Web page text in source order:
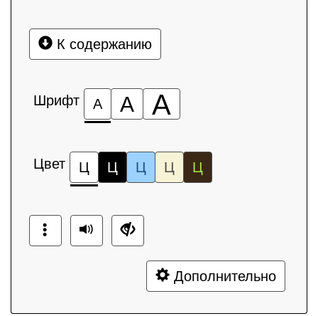
К содержанию
Шрифт А А А
Цвет Ц Ц Ц Ц Ц
Дополнительно